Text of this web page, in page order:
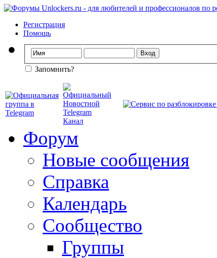
Регистрация
Помощь
Запомнить?
Форум
Новые сообщения
Справка
Календарь
Сообщество
Группы